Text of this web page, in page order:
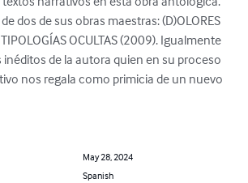
dos de sus obras maestras: (D)OLORES
OCULTAS (2009). Igualmente
de la autora quien en su proceso
nos regala como primicia de un nuevo
May 28, 2024
Spanish